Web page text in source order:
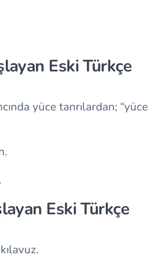
Eski Türkçe
yüce tanrılardan; “yüce
Eski Türkçe